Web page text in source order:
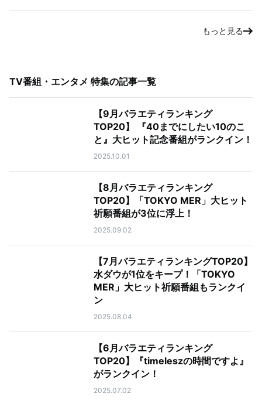
もっと見る
TV番組・エンタメ 特集の記事一覧
【9月バラエティランキング
TOP20】 『40までにしたい10のこ
と』大ヒット記念番組がランクイン！
2025.10.01
【8月バラエティランキング
TOP20】「TOKYO MER」大ヒット
祈願番組が3位に浮上！
2025.09.02
【7月バラエティランキングTOP20】
水ダウが1位をキープ！「TOKYO
MER」大ヒット祈願番組もランクイ
ン
2025.08.04
【6月バラエティランキング
TOP20】『timeleszの時間ですよ』
がランクイン！
2025.07.02